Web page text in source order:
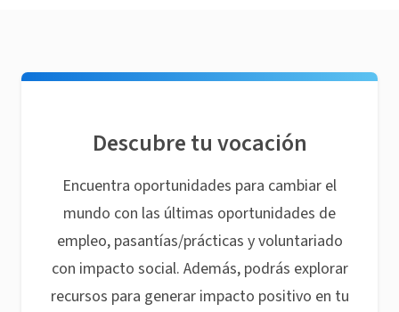
Descubre tu vocación
Encuentra oportunidades para cambiar el
mundo con las últimas oportunidades de
empleo, pasantías/prácticas y voluntariado
con impacto social. Además, podrás explorar
recursos para generar impacto positivo en tu